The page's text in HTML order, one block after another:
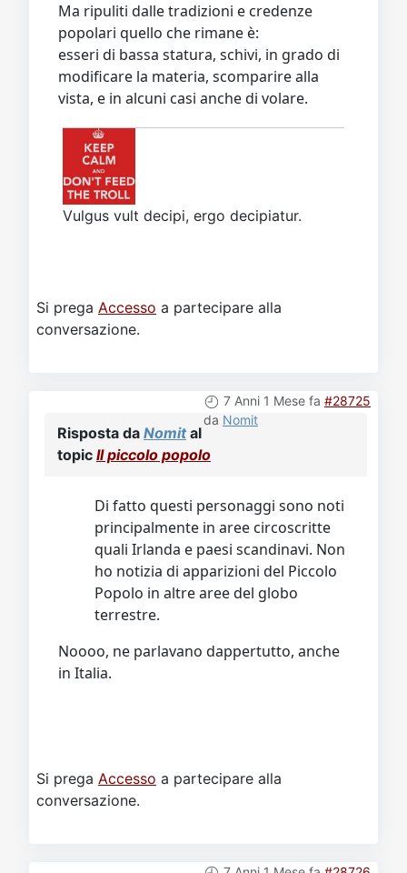
Ma ripuliti dalle tradizioni e credenze
popolari quello che rimane è:
esseri di bassa statura, schivi, in grado di
modificare la materia, scomparire alla
vista, e in alcuni casi anche di volare.
Vulgus vult decipi, ergo decipiatur.
Si prega Accesso a partecipare alla
conversazione.
7 Anni 1 Mese fa #28725
da Nomit
Risposta da Nomital
topic Il piccolo popolo
Di fatto questi personaggi sono noti
principalmente in aree circoscritte
quali Irlanda e paesi scandinavi. Non
ho notizia di apparizioni del Piccolo
Popolo in altre aree del globo
terrestre.
Noooo, ne parlavano dappertutto, anche
in Italia.
Si prega Accesso a partecipare alla
conversazione.